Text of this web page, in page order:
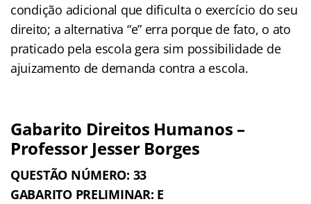
condição adicional que dificulta o exercício do seu
direito; a alternativa “e” erra porque de fato, o ato
praticado pela escola gera sim possibilidade de
ajuizamento de demanda contra a escola.
Gabarito Direitos Humanos –
Professor Jesser Borges
QUESTÃO NÚMERO: 33
GABARITO PRELIMINAR: E